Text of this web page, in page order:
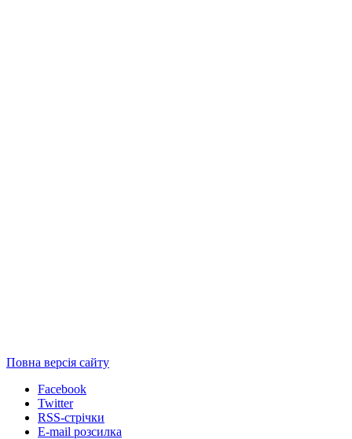
Повна версія сайту
Facebook
Twitter
RSS-стрічки
E-mail розсилка